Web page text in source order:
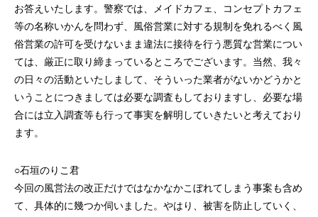
お答えいたします。警察では、メイドカフェ、コンセプトカフェ
等の名称いかんを問わず、風俗営業に対する規制を免れるべく風
俗営業の許可を受けないまま違法に接待を行う悪質な営業につい
ては、厳正に取り締まっているところでございます。当然、我々
の日々の活動といたしまして、そういった業者がないかどうかと
いうことにつきましては必要な調査もしておりますし、必要な場
合には立入調査等も行って事実を解明していきたいと考えており
ます。
○石垣のりこ君
今回の風営法の改正だけではなかなかこぼれてしまう事案も含め
て、具体的に幾つか伺いました。やはり、被害を防止していく、